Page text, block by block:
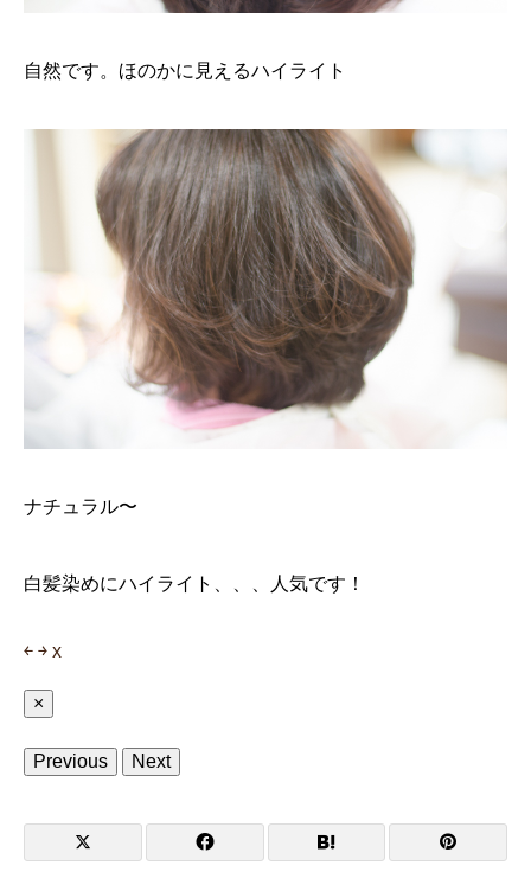
自然です。ほのかに見えるハイライト
ナチュラル〜
白髪染めにハイライト、、、人気です！
￩ ￫ x
×
Previous Next